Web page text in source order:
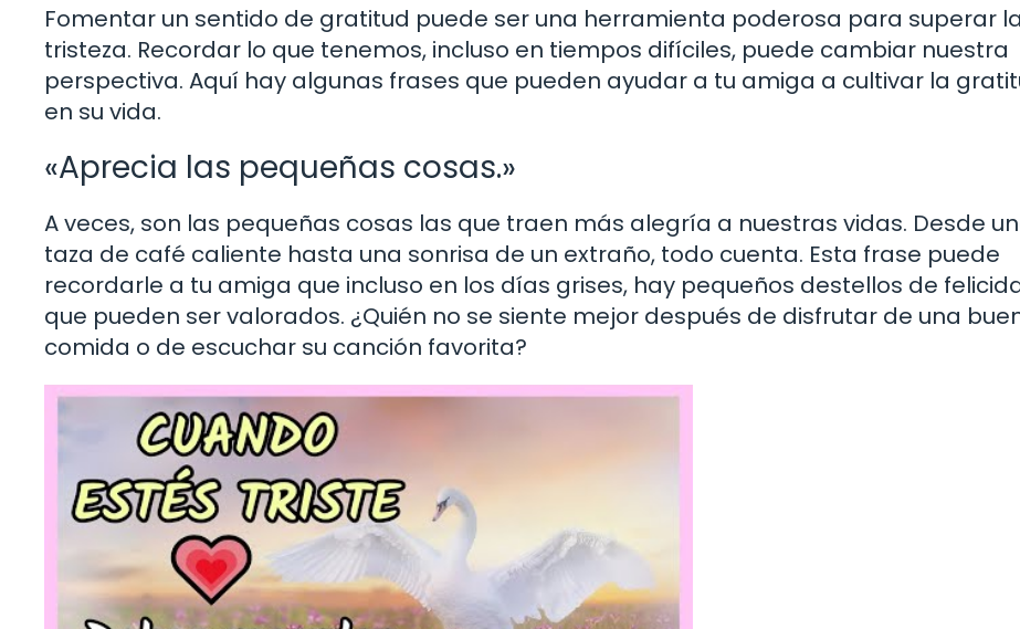
Fomentar un sentido de gratitud puede ser una herramienta poderosa para superar la
tristeza. Recordar lo que tenemos, incluso en tiempos difíciles, puede cambiar nuestra
perspectiva. Aquí hay algunas frases que pueden ayudar a tu amiga a cultivar la
en su vida.
«Aprecia las pequeñas cosas.»
A veces, son las pequeñas cosas las que traen más alegría a nuestras vidas. Desde
taza de café caliente hasta una sonrisa de un extraño, todo cuenta. Esta frase puede
recordarle a tu amiga que incluso en los días grises, hay pequeños destellos de
que pueden ser valorados. ¿Quién no se siente mejor después de disfrutar de una
comida o de escuchar su canción favorita?